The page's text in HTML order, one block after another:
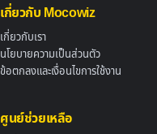
เกี่ยวกับ Mocowiz
เกี่ยวกับเรา
นโยบายความเป็นส่วนตัว
ข้อตกลงและเงื่อนไขการใช้งาน
ศูนย์ช่วยเหลือ